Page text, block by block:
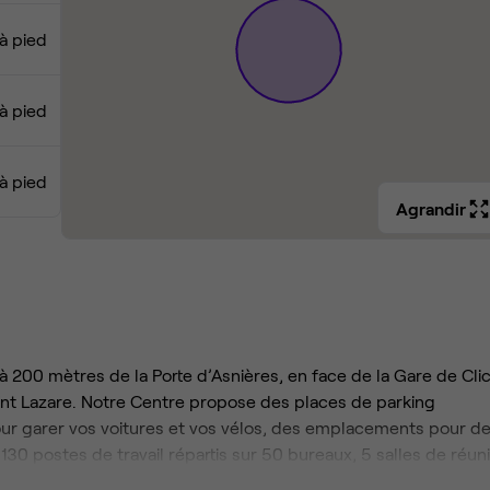
pied
pied
pied
Agrandir
mètres de la Porte d’Asnières, en face de la Gare de
Lazare. Notre Centre propose des places de parking
garer vos voitures et vos vélos, des emplacements pour
postes de travail répartis sur 50 bureaux, 5 salles de
une belle terrasse extérieure avec salons de jardin, une